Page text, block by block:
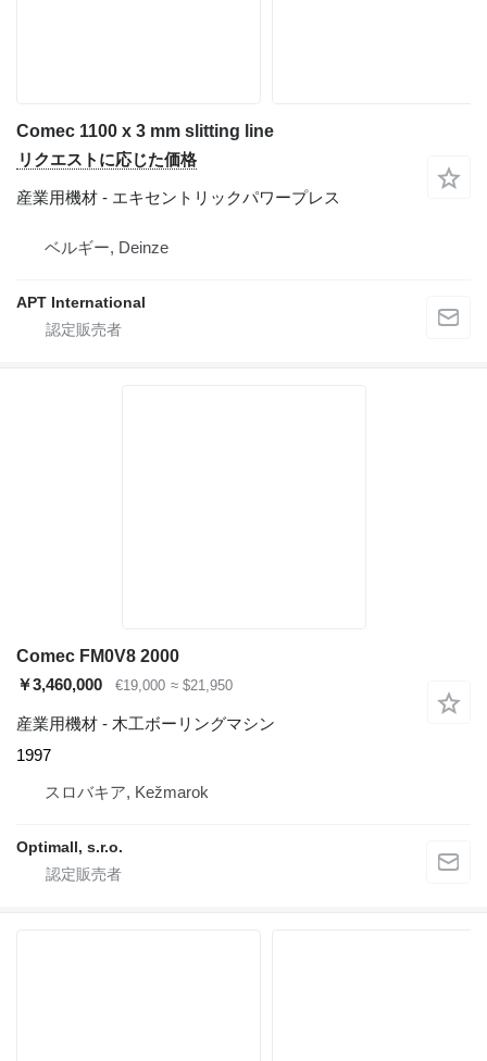
Comec 1100 x 3 mm slitting line
リクエストに応じた価格
産業用機材 - エキセントリックパワープレス
ベルギー, Deinze
APT International
Comec FM0V8 2000
￥3,460,000
€19,000 ≈ $21,950
産業用機材 - 木工ボーリングマシン
1997
スロバキア, Kežmarok
Optimall, s.r.o.